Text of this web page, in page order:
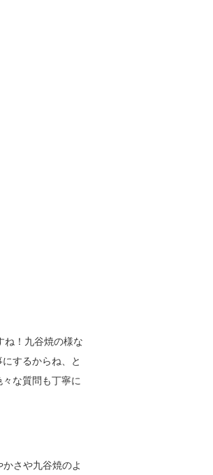
ね！九谷焼の様な
するからね、と
な質問も丁寧に
さや九谷焼のよ